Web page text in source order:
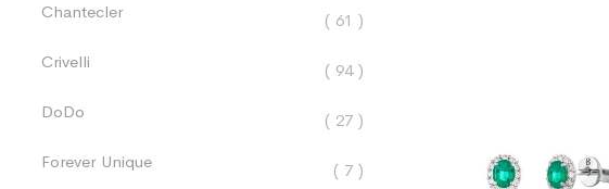
Chantecler 61elementi
Crivelli 94elementi
DoDo 27elementi
Forever Unique 7elementi